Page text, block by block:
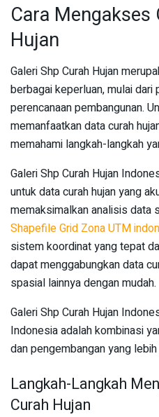
Cara Mengakses
Hujan
Galeri Shp Curah Hujan
berbagai keperluan, mulai dari
perencanaan pembangunan.
memanfaatkan data curah
memahami langkah-langkah
Galeri Shp Curah Hujan
untuk data curah hujan yang
memaksimalkan analisis data
Shapefile Grid Zona UTM
sistem koordinat yang tepat
dapat menggabungkan data
spasial lainnya dengan mudah.
Galeri Shp Curah Hujan
Indonesia adalah kombinasi
dan pengembangan yang
Langkah-Langkah
Curah Hujan